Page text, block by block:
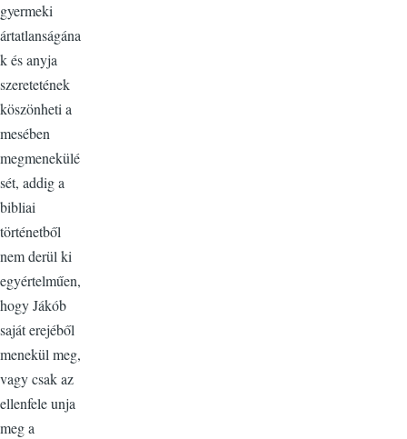
gyermeki
ártatlanságána
k és anyja
szeretetének
köszönheti a
mesében
megmenekülé
sét, addig a
bibliai
történetből
nem derül ki
egyértelműen,
hogy Jákób
saját erejéből
menekül meg,
vagy csak az
ellenfele unja
meg a